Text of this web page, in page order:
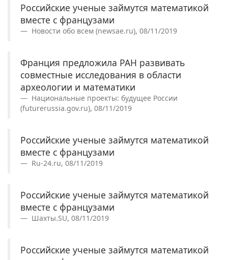
Российские ученые займутся математикой
вместе с французами
Новости обо всем (newsae.ru), 08/11/2019
Франция предложила РАН развивать
совместные исследования в области
археологии и математики
Национальные проекты: будущее России
(futurerussia.gov.ru), 08/11/2019
Российские ученые займутся математикой
вместе с французами
Ru-24.ru, 08/11/2019
Российские ученые займутся математикой
вместе с французами
Шахты.SU, 08/11/2019
Российские ученые займутся математикой